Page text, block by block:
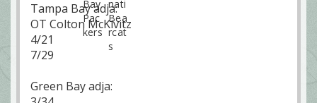
Tampa Bay adja:
OT Colton McKivitz
4/21
7/29
Green Bay adja: